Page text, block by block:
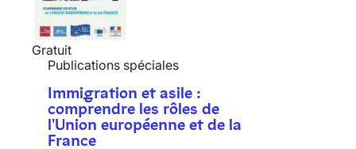
Gratuit
Publications spéciales
Immigration et asile :
comprendre les rôles de
l'Union européenne et de la
France